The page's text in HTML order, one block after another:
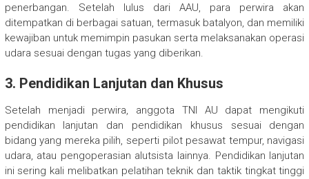
penerbangan. Setelah lulus dari AAU, para perwira akan
ditempatkan di berbagai satuan, termasuk batalyon, dan memiliki
kewajiban untuk memimpin pasukan serta melaksanakan operasi
udara sesuai dengan tugas yang diberikan.
3. Pendidikan Lanjutan dan Khusus
Setelah menjadi perwira, anggota TNI AU dapat mengikuti
pendidikan lanjutan dan pendidikan khusus sesuai dengan
bidang yang mereka pilih, seperti pilot pesawat tempur, navigasi
udara, atau pengoperasian alutsista lainnya. Pendidikan lanjutan
ini sering kali melibatkan pelatihan teknik dan taktik tingkat tinggi